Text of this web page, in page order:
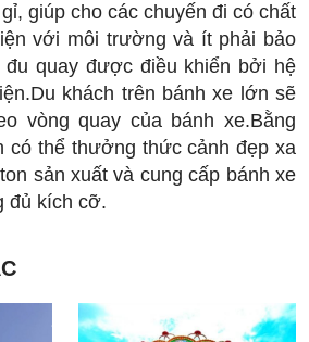
giúp cho các chuyến đi có chất
với môi trường và ít phải bảo
đu quay được điều khiển bởi hệ
khách trên bánh xe lớn sẽ
vòng quay của bánh xe.Bằng
có thể thưởng thức cảnh đẹp xa
sản xuất và cung cấp bánh xe
đủ kích cỡ.